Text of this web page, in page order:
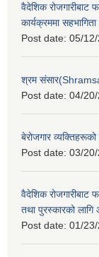
वैदेशिक रोजगारीबाट
कार्यक्रममा
Post date: 05/
श्रम
Post date: 04/
बेरोजगार
Post date: 03/
वैदेशिक रोजगारीबाट
तथा पुरस्कारको
Post date: 01/